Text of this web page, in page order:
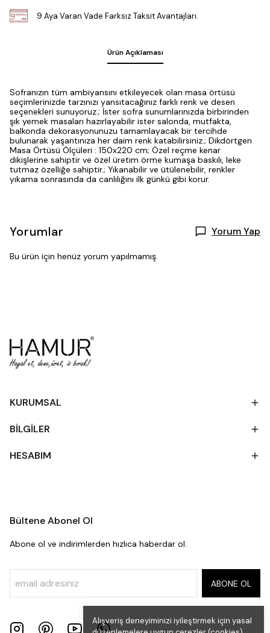
Alışveriş deneyiminizi iyileştirmek için yasal
9 Aya Varan Vade Farksız Taksit Avantajları.
Ürün Açıklaması
Sofranızın tüm ambiyansını etkileyecek olan masa örtüsü
seçimlerinizde tarzınızı yansıtacağınız farklı renk ve desen
seçenekleri sunuyoruz.; İster sofra sunumlarınızda birbirinden
şık yemek masaları hazırlayabilir ister salonda, mutfakta,
balkonda dekorasyonunuzu tamamlayacak bir tercihde
bulunarak yaşantınıza her daim renk katabilirsiniz.; Dikdörtgen
Masa Örtüsü Ölçüleri : 150x220 cm; Özel reçme kenar
dikişlerine sahiptir ve özel üretim örme kumaşa baskılı, leke
tutmaz özelliğe sahiptir.; Yıkanabilir ve ütülenebilir, renkler
yıkama sonrasında da canlılığını ilk günkü gibi korur.
Yorumlar Yorum Yap
Bu ürün için henüz yorum yapılmamış.
KURUMSAL
BİLGİLER
HESABIM
Bültene Abonel Ol
Abone ol ve indirimlerden hızlıca haberdar ol.
ABONE OL